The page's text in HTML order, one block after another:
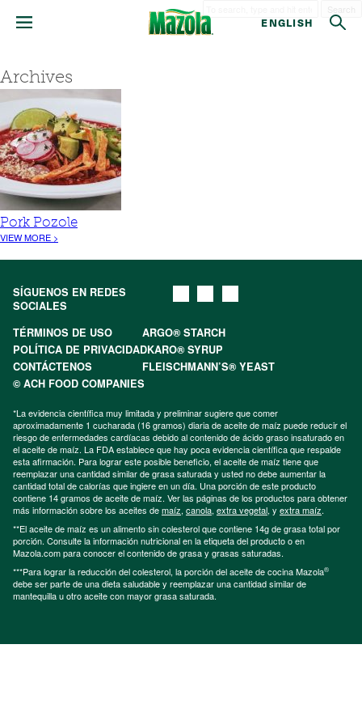
ENGLISH
Archives
Pork Pozole
VIEW MORE >
SÍGUENOS EN REDES
SOCIALES
TÉRMINOS DE USO
ARGO® STARCH
POLÍTICA DE PRIVACIDADKARO® SYRUP
CONTÁCTENOS
FLEISCHMANN’S® YEAST
© ACH FOOD COMPANIES
*La evidencia científica muy limitada y preliminar sugiere que comer
aproximadamente 1 cucharada (16 gramos) diaria de aceite de maíz puede reducir el
riesgo de enfermedades cardíacas debido al contenido de ácido graso insaturado en
el aceite de maíz. La FDA establece que hay poca evidencia científica que respalde
esta afirmación. Para lograr este posible beneficio, el aceite de maíz tiene que
reemplazar una cantidad similar de grasa saturada y usted no debe aumentar la
cantidad total de calorías que ingiere en un día. Una porción de este producto
contiene 14 gramos de aceite de maíz. Ver las páginas de los productos para obtener
más información sobre los aceites demaíz, canola, extra vegetal, y extra maíz.
**El aceite de maíz es un alimento sin colesterol que contiene 14g de grasa total por
porción. Consulte la información nutricional en la etiqueta del producto o en
Mazola.com para conocer el contenido de grasa y grasas saturadas.
***Para lograr la reducción del colesterol, la porción del aceite de cocina Mazola®
debe ser parte de una dieta saludable y reemplazar una cantidad similar de
mantequilla u otro aceite con mayor grasa saturada.